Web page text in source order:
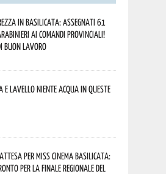
in Basilicata: assegnati 61
ai Comandi provinciali!
buon lavoro
e Lavello niente acqua in queste
per Miss Cinema Basilicata:
per la finale regionale del